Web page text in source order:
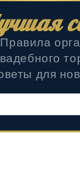
Правила
для